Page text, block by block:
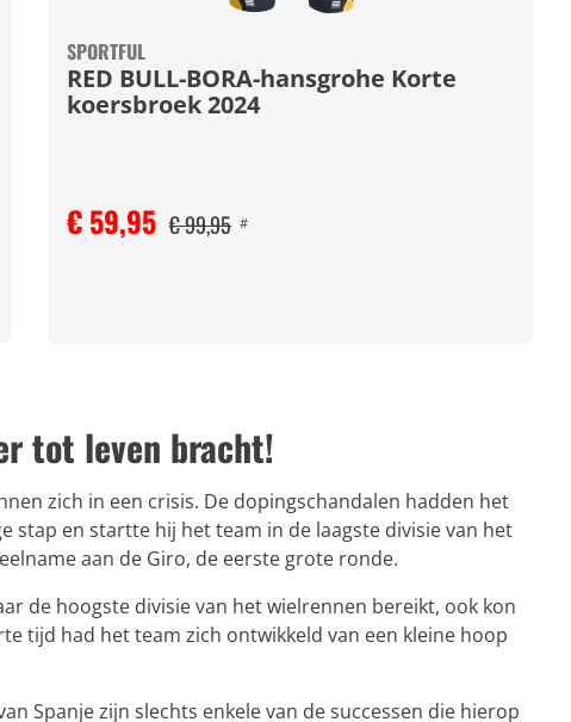
SPORTFUL
RED BULL-BORA-hansgrohe Korte
koersbroek 2024
€ 59,95 € 99,95 #
tot leven bracht!
zich in een crisis. De dopingschandalen hadden het
stap en startte hij het team in de laagste divisie van het
aan de Giro, de eerste grote ronde.
de hoogste divisie van het wielrennen bereikt, ook kon
tijd had het team zich ontwikkeld van een kleine hoop
Spanje zijn slechts enkele van de successen die hierop